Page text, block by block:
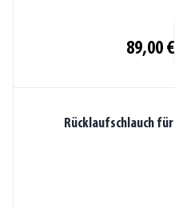
89,00 €
Rücklaufschlauch